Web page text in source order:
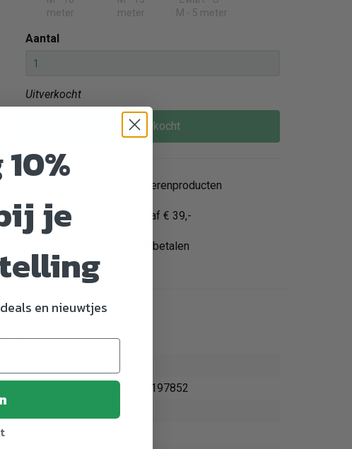
meter
meter
M - 5 meter
Aantal
Uitverkocht
Uitverkocht
Enorm assortiment dierenproducten
Gratis Verzending vanaf € 39,-
Veilig en gemakkelijk betalen
4011905197852
je
en nieuwtjes